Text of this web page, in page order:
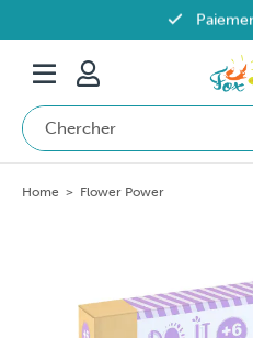
Livraison offerte
Home > Flower Power